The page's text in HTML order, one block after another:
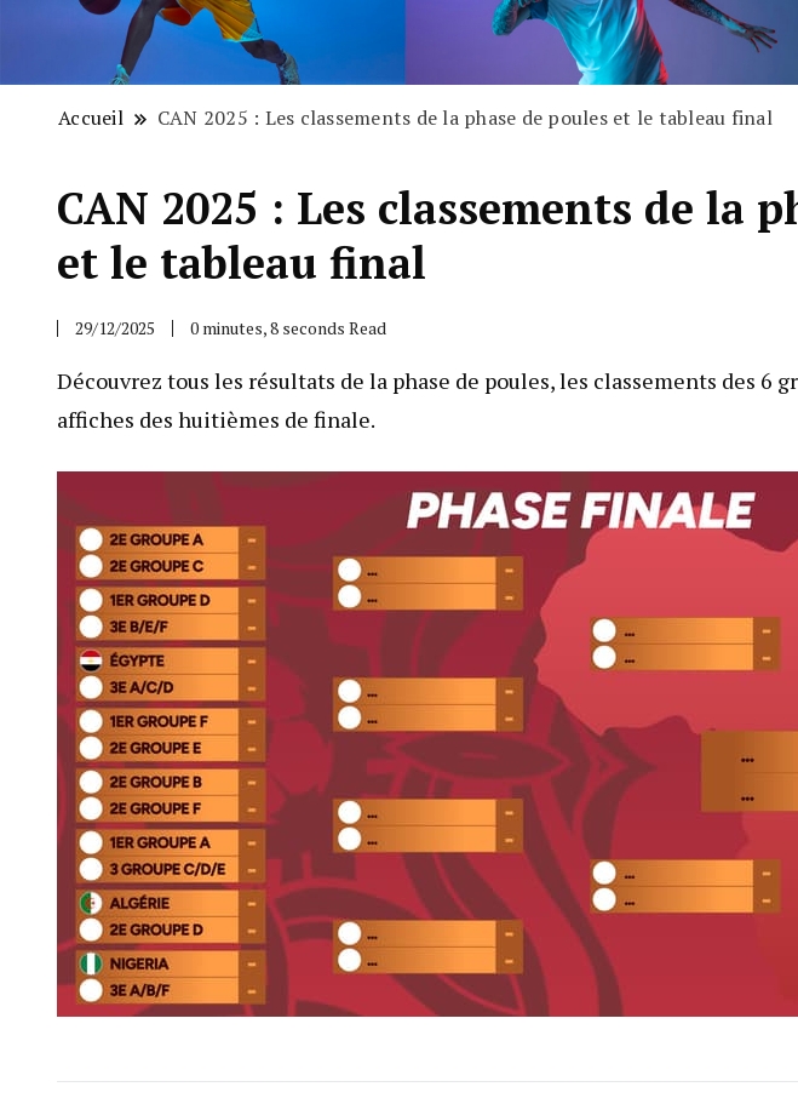
Accueil CAN 2025 : Les classements de la phase de poules et le tableau final
CAN 2025 : Les classements de la
et le tableau final
29/12/2025 0 minutes, 8 seconds Read
Découvrez tous les résultats de la phase de poules, les classements des 6
affiches des huitièmes de finale.